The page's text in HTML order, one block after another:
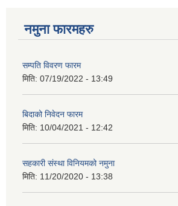
नमुना फारमहरु
सम्पति विवरण फारम
मिति: 07/19/2022 - 13:49
बिदाको निवेदन फारम
मिति: 10/04/2021 - 12:42
सहकारी संस्था विनियमको नमुना
मिति: 11/20/2020 - 13:38